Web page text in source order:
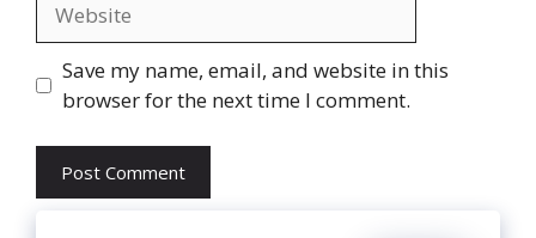
Save my name, email, and website in this
browser for the next time I comment.